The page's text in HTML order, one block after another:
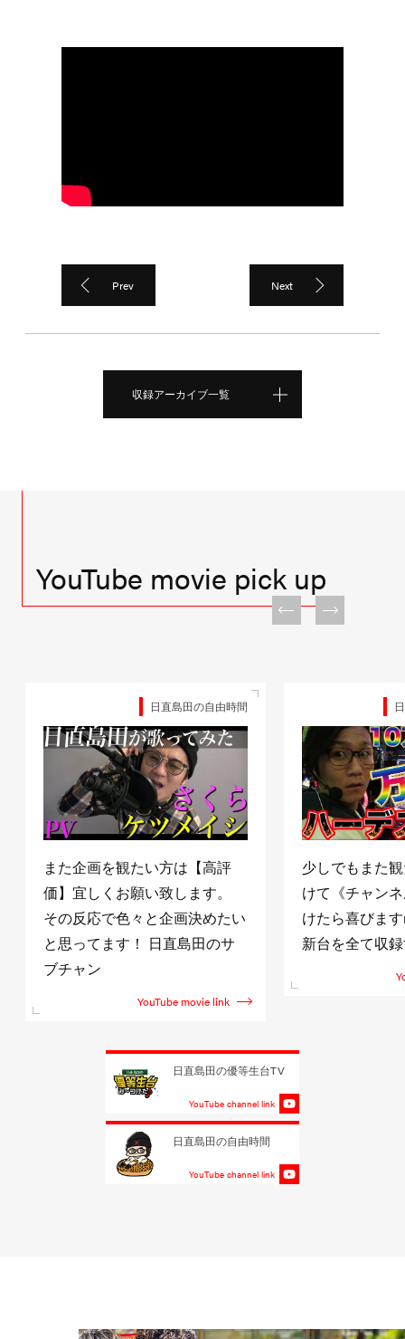
Prev Next
収録アーカイブ一覧
YouTube movie pick up
日直島田の自由時間
また企画を観たい方は【高評
価】宜しくお願い致します。
その反応で色々と企画決めたい
と思ってます！ 日直島田のサ
ブチャン
YouTube movie link
少しでもまた
けて《チャン
けたら喜びま
新台を全て収
日直島田の優等生台TV
YouTube channel link
日直島田の自由時間
YouTube channel link